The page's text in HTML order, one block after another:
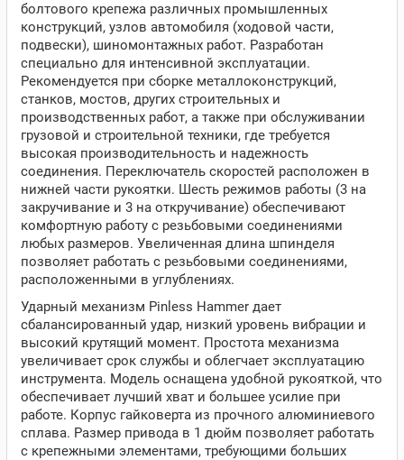
болтового крепежа различных промышленных
конструкций, узлов автомобиля (ходовой части,
подвески), шиномонтажных работ. Разработан
специально для интенсивной эксплуатации.
Рекомендуется при сборке металлоконструкций,
станков, мостов, других строительных и
производственных работ, а также при обслуживании
грузовой и строительной техники, где требуется
высокая производительность и надежность
соединения. Переключатель скоростей расположен в
нижней части рукоятки. Шесть режимов работы (3 на
закручивание и 3 на откручивание) обеспечивают
комфортную работу с резьбовыми соединениями
любых размеров. Увеличенная длина шпинделя
позволяет работать с резьбовыми соединениями,
расположенными в углублениях.
Ударный механизм Pinless Hammer дает
сбалансированный удар, низкий уровень вибрации и
высокий крутящий момент. Простота механизма
увеличивает срок службы и облегчает эксплуатацию
инструмента. Модель оснащена удобной рукояткой, что
обеспечивает лучший хват и большее усилие при
работе. Корпус гайковерта из прочного алюминиевого
сплава. Размер привода в 1 дюйм позволяет работать
с крепежными элементами, требующими больших